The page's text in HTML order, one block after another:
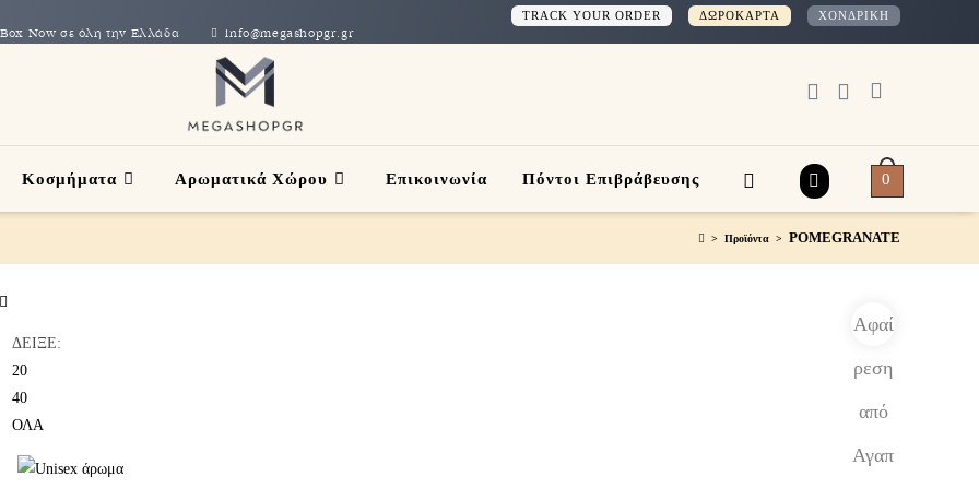
TRACK YOUR ORDER ΔΩΡΟΚΑΡΤΑ ΧΟΝΔΡΙΚΗ
Box Now σε όλη την Ελλάδα info@megashopgr.gr
Κοσμήματα Αρωματικά Χώρου Επικοινωνία Πόντοι Επιβράβευσης 0
> Προϊόντα > POMEGRANATE
ΔΕΙΞΕ:
20
40
ΟΛΑ
Αφαί
ρεση
από
Αγαπ